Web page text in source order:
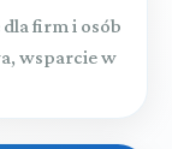
firm i osób
wsparcie w